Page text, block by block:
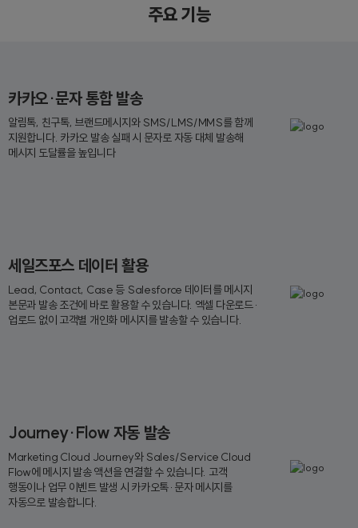
주요 기능
카카오·문자 통합 발송
알림톡, 친구톡, 브랜드메시지와 SMS/LMS/MMS를 함께
지원합니다. 카카오 발송 실패 시 문자로 자동 대체 발송해
메시지 도달률을 높입니다
세일즈포스 데이터 활용
Lead, Contact, Case 등 Salesforce 데이터를 메시지
본문과 발송 조건에 바로 활용할 수 있습니다. 엑셀 다운로드·
업로드 없이 고객별 개인화 메시지를 발송할 수 있습니다.
Journey·Flow 자동 발송
Marketing Cloud Journey와 Sales/Service Cloud
Flow에 메시지 발송 액션을 연결할 수 있습니다. 고객
행동이나 업무 이벤트 발생 시 카카오톡·문자 메시지를
자동으로 발송합니다.